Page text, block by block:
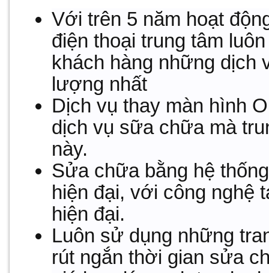
Với trên 5 năm hoạt
điện thoại trung tâm
khách hàng những dịch
lượng nhất
Dịch vụ thay màn hình
dịch vụ sữa chữa mà
này.
Sửa chữa bằng hệ
hiện đại, với công nghệ
hiện đại.
Luôn sử dụng những
rút ngắn thời gian sửa